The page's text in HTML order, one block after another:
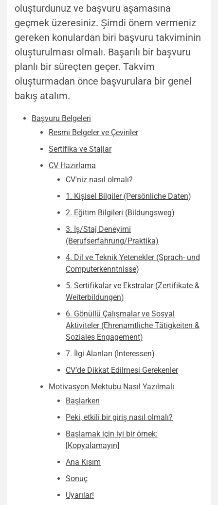
oluşturdunuz ve başvuru aşamasına
geçmek üzeresiniz. Şimdi önem vermeniz
gereken konulardan biri başvuru takviminin
oluşturulması olmalı. Başarılı bir başvuru
planlı bir süreçten geçer. Takvim
oluşturmadan önce başvurulara bir genel
bakış atalım.
Başvuru Belgeleri
Resmi Belgeler ve Çeviriler
Sertifika ve Stajlar
CV Hazırlama
CV'niz nasıl olmalı?
1. Kişisel Bilgiler (Persönliche Daten)
2. Eğitim Bilgileri (Bildungsweg)
3. İş/Staj Deneyimi
(Berufserfahrung/Praktika)
4. Dil ve Teknik Yetenekler (Sprach- und
Computerkenntnisse)
5. Sertifikalar ve Ekstralar (Zertifikate &
Weiterbildungen)
6. Gönüllü Çalışmalar ve Sosyal
Aktiviteler (Ehrenamtliche Tätigkeiten &
Soziales Engagement)
7. İlgi Alanları (Interessen)
CV’de Dikkat Edilmesi Gerekenler
Motivasyon Mektubu Nasıl Yazılmalı
Başlarken
Peki, etkili bir giriş nasıl olmalı?
Başlamak için iyi bir örnek:
[Kopyalamayın]
Ana Kısım
Sonuç
Uyarılar!